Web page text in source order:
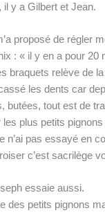
il y a Gilbert et Jean.
proposé de régler
: « il y en a pour 20
braquets relève de
les dents car
butées, tout est de
les plus petits
n’ai pas essayé en
c’est sacrilège
essaie aussi.
des petits pignons